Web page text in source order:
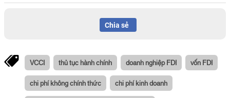
Chia sẻ
VCCI thủ tục hành chính doanh nghiệp FDI vốn FDI
chi phí không chính thức chi phí kinh doanh